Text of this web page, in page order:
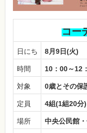
コー
日にち 8月9日(火)
時間 10：00～12
対象 0歳とその保
定員 4組(1組20分)
場所 中央公民館